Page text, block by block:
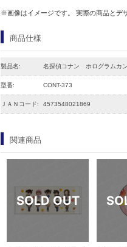
※画像はイメージです。 実際の商品とデ
商品仕様
製品名: 名探偵コナン ホログラムカ
型番: CONT-373
ＪＡＮコード: 4573548021869
関連商品